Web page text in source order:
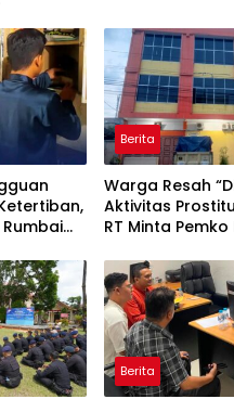
Berita
Warga Resah
Aktivitas
RT Minta
Aktivitas Z
Jalan Tanjung
Berita